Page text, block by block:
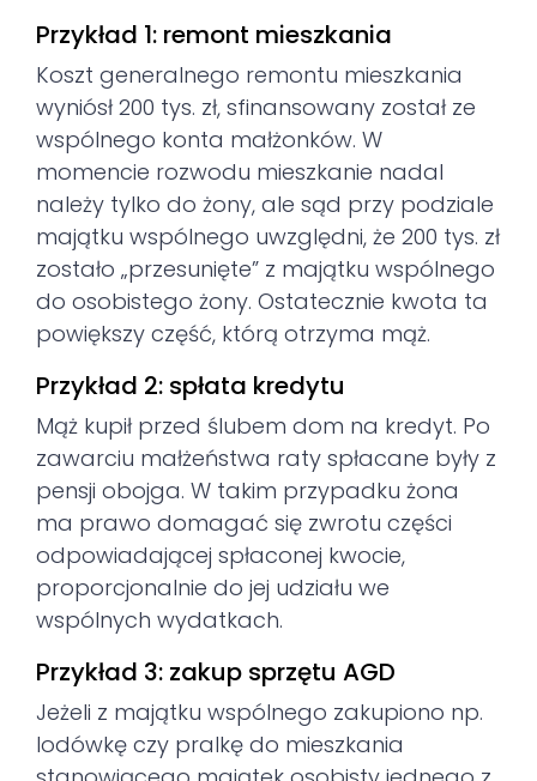
Przykład 1: remont mieszkania
Koszt generalnego remontu mieszkania
wyniósł 200 tys. zł, sfinansowany został ze
wspólnego konta małżonków. W
momencie rozwodu mieszkanie nadal
należy tylko do żony, ale sąd przy podziale
majątku wspólnego uwzględni, że 200 tys. zł
zostało „przesunięte” z majątku wspólnego
do osobistego żony. Ostatecznie kwota ta
powiększy część, którą otrzyma mąż.
Przykład 2: spłata kredytu
Mąż kupił przed ślubem dom na kredyt. Po
zawarciu małżeństwa raty spłacane były z
pensji obojga. W takim przypadku żona
ma prawo domagać się zwrotu części
odpowiadającej spłaconej kwocie,
proporcjonalnie do jej udziału we
wspólnych wydatkach.
Przykład 3: zakup sprzętu AGD
Jeżeli z majątku wspólnego zakupiono np.
lodówkę czy pralkę do mieszkania